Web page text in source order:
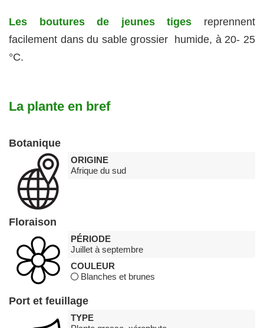
Les boutures de jeunes tiges reprennent
facilement dans du sable grossier humide, à 20- 25
°C.
La plante en bref
Botanique
ORIGINE
Afrique du sud
Floraison
PÉRIODE
Juillet à septembre
COULEUR
Blanches et brunes
Port et feuillage
TYPE